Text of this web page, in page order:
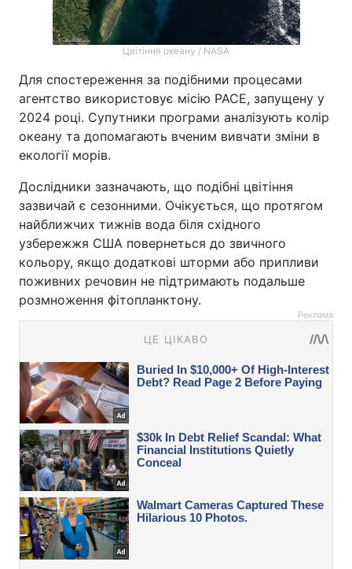
Цвітіння океану / NASA
Для спостереження за подібними процесами
агентство використовує місію PACE, запущену у
2024 році. Супутники програми аналізують колір
океану та допомагають вченим вивчати зміни в
екології морів.
Дослідники зазначають, що подібні цвітіння
зазвичай є сезонними. Очікується, що протягом
найближчих тижнів вода біля східного
узбережжя США повернеться до звичного
кольору, якщо додаткові шторми або припливи
поживних речовин не підтримають подальше
розмноження фітопланктону.
Реклама